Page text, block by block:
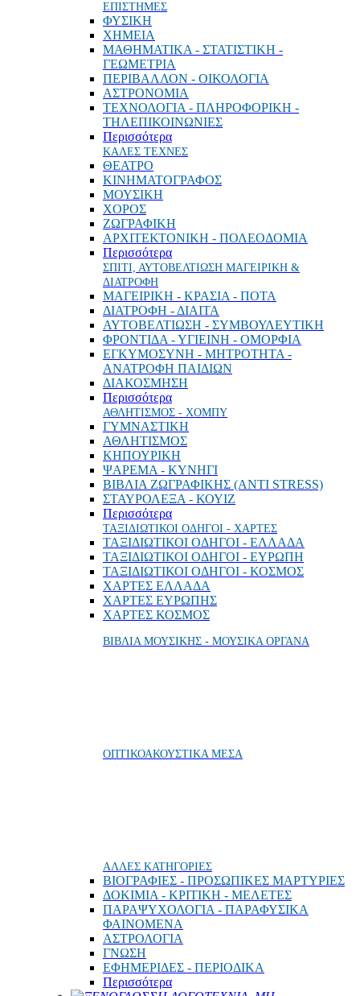
ΕΠΙΣΤΗΜΕΣ
ΦΥΣΙΚΗ
ΧΗΜΕΙΑ
ΜΑΘΗΜΑΤΙΚΑ - ΣΤΑΤΙΣΤΙΚΗ -
ΓΕΩΜΕΤΡΙΑ
ΠΕΡΙΒΑΛΛΟΝ - ΟΙΚΟΛΟΓΙΑ
ΑΣΤΡΟΝΟΜΙΑ
ΤΕΧΝΟΛΟΓΙΑ - ΠΛΗΡΟΦΟΡΙΚΗ -
ΤΗΛΕΠΙΚΟΙΝΩΝΙΕΣ
Περισσότερα
ΚΑΛΕΣ ΤΕΧΝΕΣ
ΘΕΑΤΡΟ
ΚΙΝΗΜΑΤΟΓΡΑΦΟΣ
ΜΟΥΣΙΚΗ
ΧΟΡΟΣ
ΖΩΓΡΑΦΙΚΗ
ΑΡΧΙΤΕΚΤΟΝΙΚΗ - ΠΟΛΕΟΔΟΜΙΑ
Περισσότερα
ΣΠΙΤΙ, ΑΥΤΟΒΕΛΤΙΩΣΗ ΜΑΓΕΙΡΙΚΗ &
ΔΙΑΤΡΟΦΗ
ΜΑΓΕΙΡΙΚΗ - ΚΡΑΣΙΑ - ΠΟΤΑ
ΔΙΑΤΡΟΦΗ - ΔΙΑΙΤΑ
ΑΥΤΟΒΕΛΤΙΩΣΗ - ΣΥΜΒΟΥΛΕΥΤΙΚΗ
ΦΡΟΝΤΙΔΑ - ΥΓΙΕΙΝΗ - ΟΜΟΡΦΙΑ
ΕΓΚΥΜΟΣΥΝΗ - ΜΗΤΡΟΤΗΤΑ -
ΑΝΑΤΡΟΦΗ ΠΑΙΔΙΩΝ
ΔΙΑΚΟΣΜΗΣΗ
Περισσότερα
ΑΘΛΗΤΙΣΜΟΣ - ΧΟΜΠΥ
ΓΥΜΝΑΣΤΙΚΗ
ΑΘΛΗΤΙΣΜΟΣ
ΚΗΠΟΥΡΙΚΗ
ΨΑΡΕΜΑ - ΚΥΝΗΓΙ
ΒΙΒΛΙΑ ΖΩΓΡΑΦΙΚΗΣ (ANTI STRESS)
ΣΤΑΥΡΟΛΕΞΑ - ΚΟΥΙΖ
Περισσότερα
ΤΑΞΙΔΙΩΤΙΚΟΙ ΟΔΗΓΟΙ - ΧΑΡΤΕΣ
ΤΑΞΙΔΙΩΤΙΚΟΙ ΟΔΗΓΟΙ - ΕΛΛΑΔΑ
ΤΑΞΙΔΙΩΤΙΚΟΙ ΟΔΗΓΟΙ - ΕΥΡΩΠΗ
ΤΑΞΙΔΙΩΤΙΚΟΙ ΟΔΗΓΟΙ - ΚΟΣΜΟΣ
ΧΑΡΤΕΣ ΕΛΛΑΔΑ
ΧΑΡΤΕΣ ΕΥΡΩΠΗΣ
ΧΑΡΤΕΣ ΚΟΣΜΟΣ
ΒΙΒΛΙΑ ΜΟΥΣΙΚΗΣ - ΜΟΥΣΙΚΑ ΟΡΓΑΝΑ
ΟΠΤΙΚΟΑΚΟΥΣΤΙΚΑ ΜΕΣΑ
ΑΛΛΕΣ ΚΑΤΗΓΟΡΙΕΣ
ΒΙΟΓΡΑΦΙΕΣ - ΠΡΟΣΩΠΙΚΕΣ ΜΑΡΤΥΡΙΕΣ
ΔΟΚΙΜΙΑ - ΚΡΙΤΙΚΗ - ΜΕΛΕΤΕΣ
ΠΑΡΑΨΥΧΟΛΟΓΙΑ - ΠΑΡΑΦΥΣΙΚΑ
ΦΑΙΝΟΜΕΝΑ
ΑΣΤΡΟΛΟΓΙΑ
ΓΝΩΣΗ
ΕΦΗΜΕΡΙΔΕΣ - ΠΕΡΙΟΔΙΚΑ
Περισσότερα